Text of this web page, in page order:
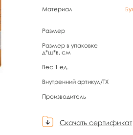
Материал
Размер
Размер в упаковке
д*ш*в, см
Вес 1 ед.
Внутренний артикул/TX
Производитель
Скачать сертификат